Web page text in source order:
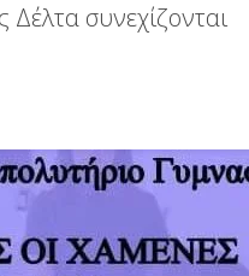
Δέλτα συνεχίζονται